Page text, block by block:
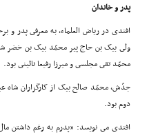
پدر و خاندان
افندى در ریاض العلماء، به معرفى پدر
ولى بیک بن حاج پیر محمّد بیک بن خضر
محمّد تقى مجلسى و میرزا رفیعا نائینى بود.
جدّش، محمّد صالح بیک از کارگزاران
دوم بود.
افندى مى نویسد: «پدرم به رغم داشتن